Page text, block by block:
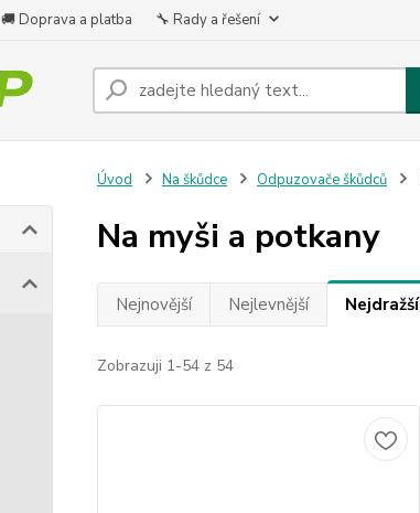
🚚 Doprava a platba 🔧 Rady a řešení
Úvod Na škůdce Odpuzovače škůdců
Na myši a potkany
Nejnovější Nejlevnější Nejdražší
Zobrazuji 1-54 z 54